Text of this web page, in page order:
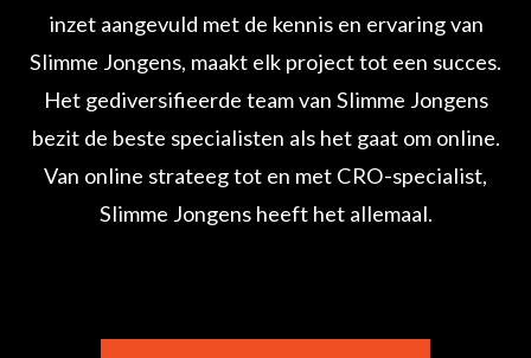
inzet aangevuld met de kennis en ervaring van
Slimme Jongens, maakt elk project tot een succes.
Het gediversifieerde team van Slimme Jongens
bezit de beste specialisten als het gaat om online.
Van online strateeg tot en met CRO-specialist,
Slimme Jongens heeft het allemaal.